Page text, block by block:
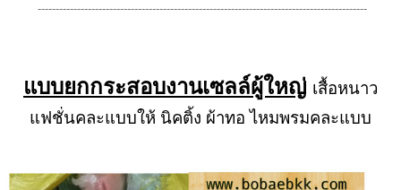
--------------------------------------------------------------------------------------------
แบบยกกระสอบงานเซลล์ผู้ใหญ่ เสื้อหนาว
แฟชั่นคละแบบให้ นิคติ้ง ผ้าทอ ไหมพรมคละแบบ